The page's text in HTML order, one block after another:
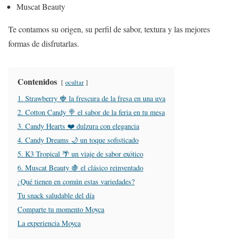
Muscat Beauty
Te contamos su origen, su perfil de sabor, textura y las mejores
formas de disfrutarlas.
Contenidos ocultar
1. Strawberry 🍓 la frescura de la fresa en una uva
2. Cotton Candy 🍭 el sabor de la feria en tu mesa
3. Candy Hearts ❤️ dulzura con elegancia
4. Candy Dreams 🌙 un toque sofisticado
5. K3 Tropical 🌴 un viaje de sabor exótico
6. Muscat Beauty 🍇 el clásico reinventado
¿Qué tienen en común estas variedades?
Tu snack saludable del día
Comparte tu momento Moyca
La experiencia Moyca